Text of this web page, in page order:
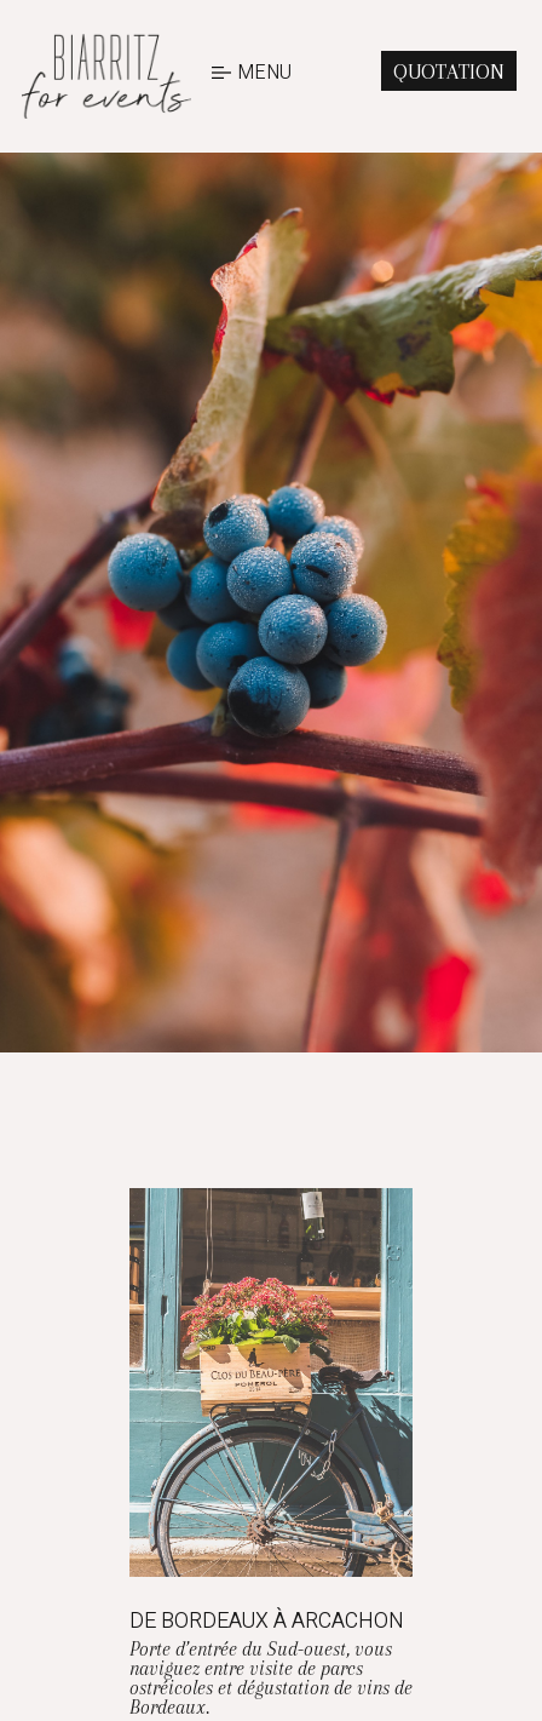
MENU QUOTATION
DE BORDEAUX À ARCACHON
Porte d’entrée du Sud-ouest, vous
naviguez entre visite de parcs
ostréicoles et dégustation de vins de
Bordeaux.